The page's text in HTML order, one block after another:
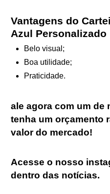
Vantagens do
Azul Personalizado
Belo visual;
Boa utilidade;
Praticidade.
ale agora com um de
tenha um orçamento
valor do mercado!
Acesse o nosso
dentro das notícias.